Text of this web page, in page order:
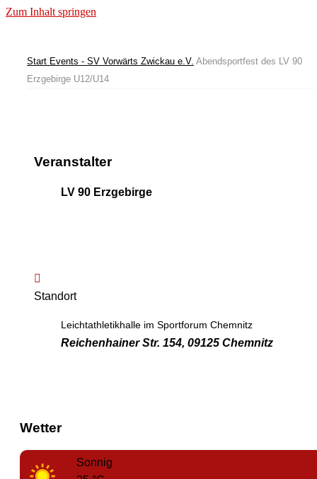
Zum Inhalt springen
Start Events - SV Vorwärts Zwickau e.V. Abendsportfest des LV 90
Erzgebirge U12/U14
Veranstalter
LV 90 Erzgebirge
Standort
Leichtathletikhalle im Sportforum Chemnitz
Reichenhainer Str. 154, 09125 Chemnitz
Wetter
Sonnig